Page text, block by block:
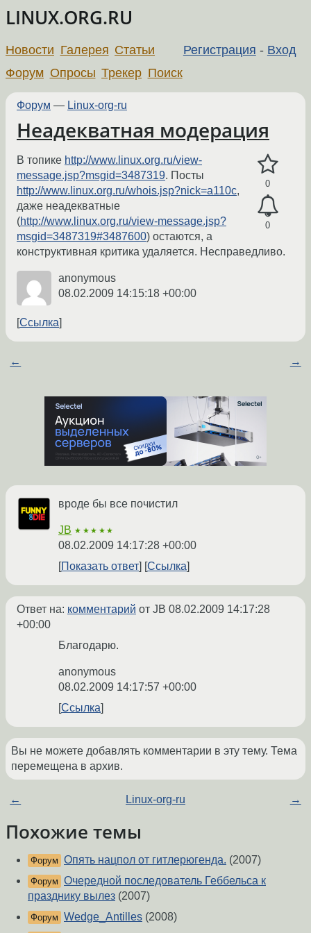
LINUX.ORG.RU
Регистрация - Вход
Новости Галерея Статьи
Форум Опросы Трекер Поиск
Форум — Linux-org-ru
Неадекватная модерация
0
0
В топике http://www.linux.org.ru/view-
message.jsp?msgid=3487319. Посты
http://www.linux.org.ru/whois.jsp?nick=a110c,
даже неадекватные
(http://www.linux.org.ru/view-message.jsp?
msgid=3487319#3487600) остаются, а
конструктивная критика удаляется. Несправедливо.
anonymous
08.02.2009 14:15:18 +00:00
Ссылка
← →
вроде бы все почистил
JB ★★★★★
08.02.2009 14:17:28 +00:00
Показать ответ
Ссылка
Ответ на: комментарий от JB 08.02.2009 14:17:28
+00:00
Благодарю.
anonymous
08.02.2009 14:17:57 +00:00
Ссылка
Вы не можете добавлять комментарии в эту тему. Тема
перемещена в архив.
← Linux-org-ru →
Похожие темы
Форум Опять нацпол от гитлерюгенда. (2007)
Форум Очередной последователь Геббельса к
празднику вылез (2007)
Форум Wedge_Antilles (2008)